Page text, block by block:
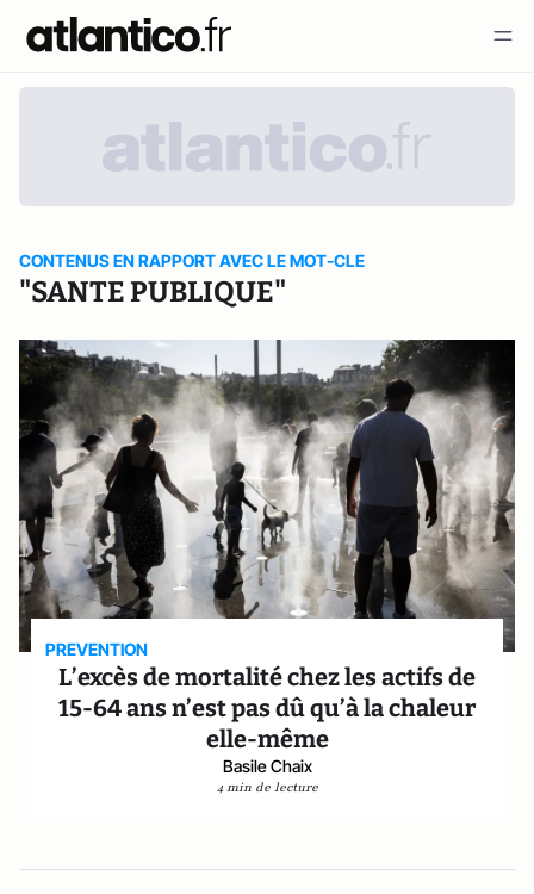
CONTENUS EN RAPPORT AVEC LE MOT-CLE
"SANTE PUBLIQUE"
PREVENTION
L’excès de mortalité chez les actifs de
15-64 ans n’est pas dû qu’à la chaleur
elle-même
Basile Chaix
4 min de lecture